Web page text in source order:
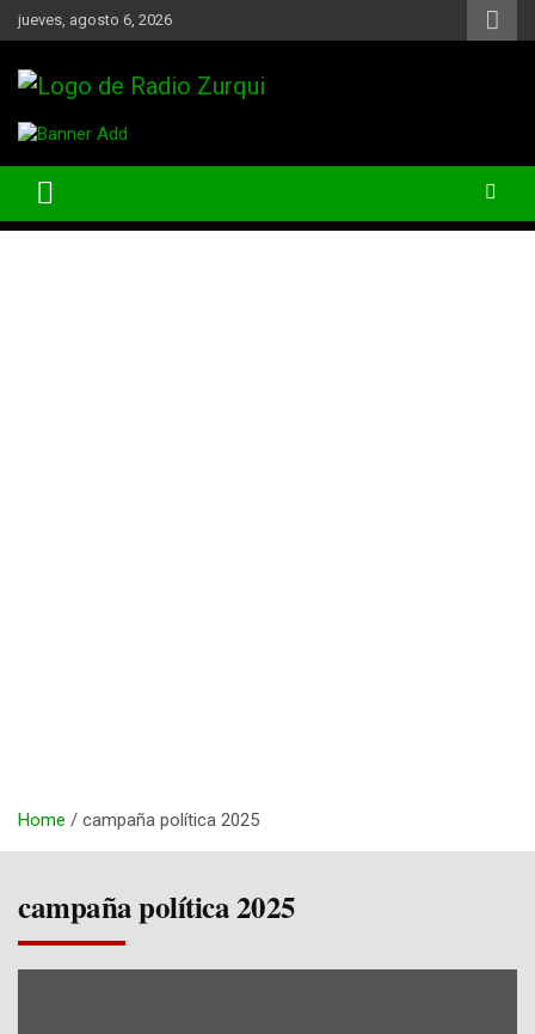
Skip
to
jueves, agosto 6, 2026
Radio Zurqui
Home campaña política 2025
campaña política 2025